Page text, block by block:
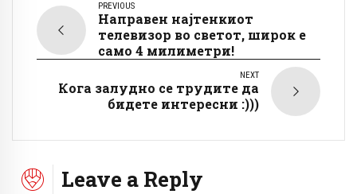
PREVIOUS
Направен најтенкиот
телевизор во светот, широк е
само 4 милиметри!
NEXT
Кога залудно се трудите да
бидете интересни :)))
Leave a Reply